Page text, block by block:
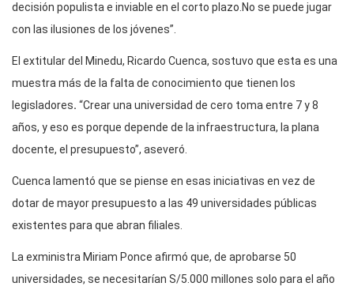
decisión populista e inviable en el corto plazo.No se puede jugar
con las ilusiones de los jóvenes”.
El extitular del Minedu, Ricardo Cuenca, sostuvo que esta es una
muestra más de la falta de conocimiento que tienen los
legisladores. “Crear una universidad de cero toma entre 7 y 8
años, y eso es porque depende de la infraestructura, la plana
docente, el presupuesto”, aseveró.
Cuenca lamentó que se piense en esas iniciativas en vez de
dotar de mayor presupuesto a las 49 universidades públicas
existentes para que abran filiales.
La exministra Miriam Ponce afirmó que, de aprobarse 50
universidades, se necesitarían S/5.000 millones solo para el año